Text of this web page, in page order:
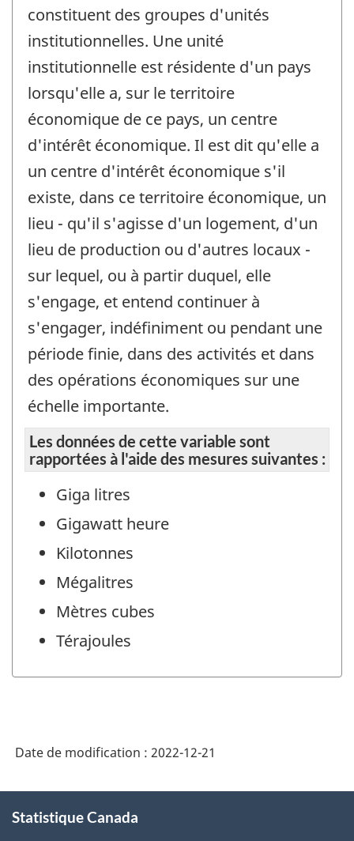
constituent des groupes d'unités
institutionnelles. Une unité
institutionnelle est résidente d'un pays
lorsqu'elle a, sur le territoire
économique de ce pays, un centre
d'intérêt économique. Il est dit qu'elle a
un centre d'intérêt économique s'il
existe, dans ce territoire économique, un
lieu - qu'il s'agisse d'un logement, d'un
lieu de production ou d'autres locaux -
sur lequel, ou à partir duquel, elle
s'engage, et entend continuer à
s'engager, indéfiniment ou pendant une
période finie, dans des activités et dans
des opérations économiques sur une
échelle importante.
Les données de cette variable sont
rapportées à l'aide des mesures suivantes :
Giga litres
Gigawatt heure
Kilotonnes
Mégalitres
Mètres cubes
Térajoules
Date de modification : 2022-12-21
propos
Statistique Canada